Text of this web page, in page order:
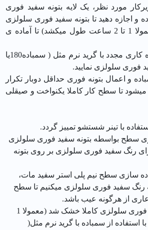
مورد نظر، یک لایه بتونه سفید فوری
و اجازه دهید تا بتونه سفید فوری سلولزی
کاملا خشک شود. (معمولا 1 تا 2 ساعت طول میکشد) تا آماده ی
سپس اقدام به سمباده کاری مجدد با گرید نرم مثل ( سمباده180یا
و اعمال بتونه فوری حداقل دوبار تکرار
تا سطح کار کاملا يكنواخت و صیقلی
با تینر شستشو تمییز گردد.
سطح بواسطه بتونه سفید فوری سلولزی
رنگ سفید فوری سلولزی بر روی بتونه
سازی سطح نیم پلی استر سفید مات،
رنگ سفید فوری سلولزی میکنیم تا سطح
از هرگونه عیب باشد.
بعد از اینکه رنگ سفید فوری سلولزی کاملا خشک شد (معمولا 1
از سمباده با گرید نرم مثل(